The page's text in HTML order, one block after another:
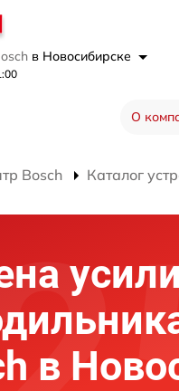
в Новосибирске
О
Bosch Каталог
в